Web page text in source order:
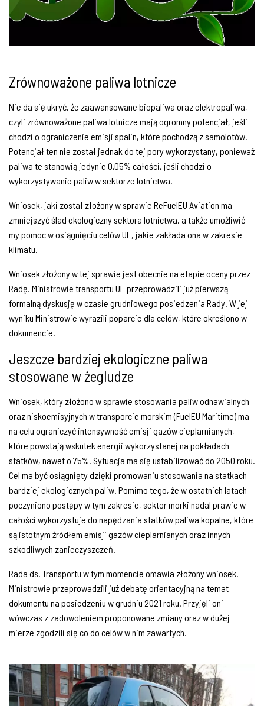
Zrównoważone paliwa lotnicze
Nie da się ukryć, że zaawansowane biopaliwa oraz elektropaliwa,
czyli zrównoważone paliwa lotnicze mają ogromny potencjał, jeśli
chodzi o ograniczenie emisji spalin, które pochodzą z samolotów.
Potencjał ten nie został jednak do tej pory wykorzystany, ponieważ
paliwa te stanowią jedynie 0,05% całości, jeśli chodzi o
wykorzystywanie paliw w sektorze lotnictwa.
Wniosek, jaki został złożony w sprawie ReFuelEU Aviation ma
zmniejszyć ślad ekologiczny sektora lotnictwa, a także umożliwić
my pomoc w osiągnięciu celów UE, jakie zakłada ona w zakresie
klimatu.
Wniosek złożony w tej sprawie jest obecnie na etapie oceny przez
Radę. Ministrowie transportu UE przeprowadzili już pierwszą
formalną dyskusję w czasie grudniowego posiedzenia Rady. W jej
wyniku Ministrowie wyrazili poparcie dla celów, które określono w
dokumencie.
Jeszcze bardziej ekologiczne paliwa
stosowane w żegludze
Wniosek, który złożono w sprawie stosowania paliw odnawialnych
oraz niskoemisyjnych w transporcie morskim (FuelEU Maritime) ma
na celu ograniczyć intensywność emisji gazów cieplarnianych,
które powstają wskutek energii wykorzystanej na pokładach
statków, nawet o 75%. Sytuacja ma się ustabilizować do 2050 roku.
Cel ma być osiągnięty dzięki promowaniu stosowania na statkach
bardziej ekologicznych paliw. Pomimo tego, że w ostatnich latach
poczyniono postępy w tym zakresie, sektor morki nadal prawie w
całości wykorzystuje do napędzania statków paliwa kopalne, które
są istotnym źródłem emisji gazów cieplarnianych oraz innych
szkodliwych zanieczyszczeń.
Rada ds. Transportu w tym momencie omawia złożony wniosek.
Ministrowie przeprowadzili już debatę orientacyjną na temat
dokumentu na posiedzeniu w grudniu 2021 roku. Przyjęli oni
wówczas z zadowoleniem proponowane zmiany oraz w dużej
mierze zgodzili się co do celów w nim zawartych.